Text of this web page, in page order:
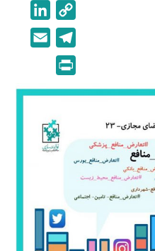
o
p
y
L
n
k
i
n
e
e
l
e
g
r
a
i
r
n
t